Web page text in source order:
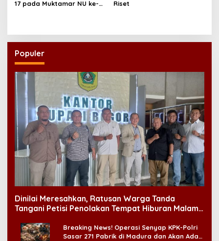
17 pada Muktamar NU ke-
Riset
Populer
Dinilai Meresahkan, Ratusan Warga Tanda
Tangani Petisi Penolakan Tempat Hiburan Malam
Breaking News! Operasi Senyap KPK-Polri
Sasar 271 Pabrik di Madura dan Akan Ada